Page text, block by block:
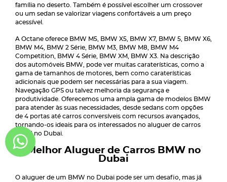
família no deserto. Também é possível escolher um crossover
ou um sedan se valorizar viagens confortáveis a um preço
acessível.
A Octane oferece BMW M5, BMW X5, BMW X7, BMW 5, BMW X6,
BMW M4, BMW 2 Série,
BMW M3, BMW M8, BMW M4
Competition, BMW 4 Série, BMW XM, BMW X3 . Na descrição
dos automóveis BMW, pode ver muitas caraterísticas, como a
gama de tamanhos de motores, bem como caraterísticas
adicionais que podem ser necessárias para a sua viagem.
Navegação GPS ou talvez melhoria da segurança e
produtividade. Oferecemos uma ampla gama de modelos BMW
para atender às suas necessidades, desde sedans com opções
de 4 portas até carros conversíveis com recursos avançados,
tornando-os ideais para os interessados no aluguer de carros
BMW no Dubai.
Melhor Aluguer de Carros BMW no
Dubai
O aluguer de um BMW no Dubai pode ser um desafio, mas já